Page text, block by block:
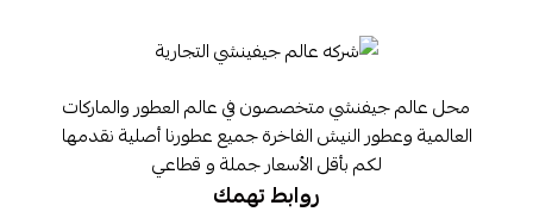
محل عالم جيفنشي متخصصون في عالم العطور والماركات
العالمية وعطور النيش الفاخرة جميع عطورنا أصلية نقدمها
لكم بأقل الأسعار جملة و قطاعي
روابط تهمك